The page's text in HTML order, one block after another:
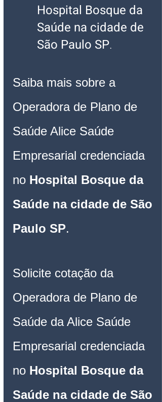
Hospital Bosque da
Saúde na cidade de
São Paulo SP.
Saiba mais sobre a
Operadora de Plano de
Saúde Alice Saúde
Empresarial credenciada
no Hospital Bosque da
Saúde na cidade de São
Paulo SP.
Solicite cotação da
Operadora de Plano de
Saúde da Alice Saúde
Empresarial credenciada
no Hospital Bosque da
Saúde na cidade de São